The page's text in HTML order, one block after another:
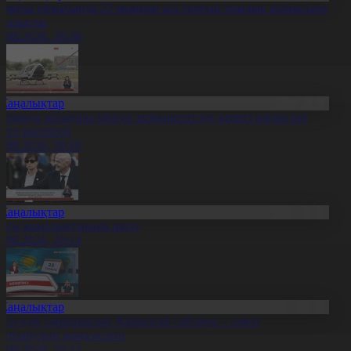
облысында 22 мыңнан аса тұрғын тазалық жұмысына
20:20
жолаушы мінген ұшқышсыз әуе кемесі алғаш рет
көтерілді
20:19
жаңалықтарына шолу
20:14
сарапшылар: Құрылтай сайлауы – саяси
жаңа кезеңі